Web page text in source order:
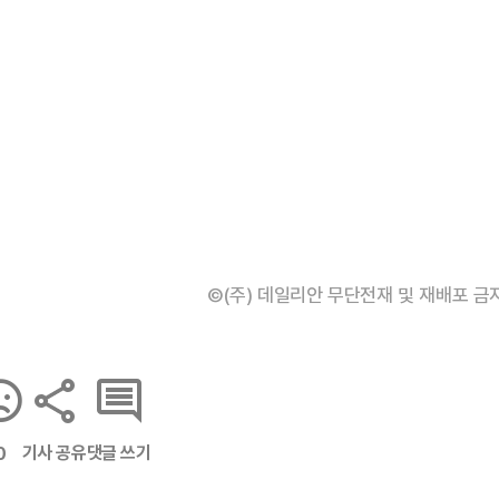
©(주) 데일리안 무단전재 및 재배포 금
기사 공유댓글 쓰기